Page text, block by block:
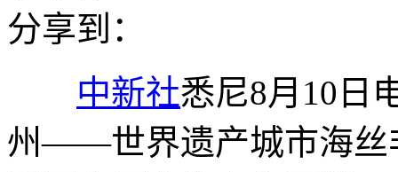
分享到：
中新社悉尼8月10日
州——世界遗产城市海丝